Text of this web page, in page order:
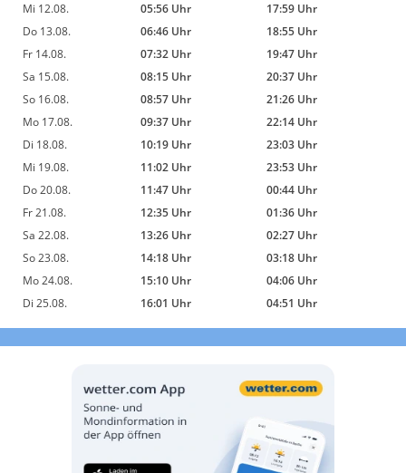
Mi 12.08.
05:56 Uhr
17:59 Uhr
Do 13.08.
06:46 Uhr
18:55 Uhr
Fr 14.08.
07:32 Uhr
19:47 Uhr
Sa 15.08.
08:15 Uhr
20:37 Uhr
So 16.08.
08:57 Uhr
21:26 Uhr
Mo 17.08.
09:37 Uhr
22:14 Uhr
Di 18.08.
10:19 Uhr
23:03 Uhr
Mi 19.08.
11:02 Uhr
23:53 Uhr
Do 20.08.
11:47 Uhr
00:44 Uhr
Fr 21.08.
12:35 Uhr
01:36 Uhr
Sa 22.08.
13:26 Uhr
02:27 Uhr
So 23.08.
14:18 Uhr
03:18 Uhr
Mo 24.08.
15:10 Uhr
04:06 Uhr
Di 25.08.
16:01 Uhr 04:51 Uhr